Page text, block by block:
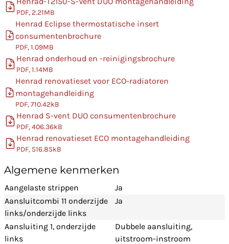
PDF, 2.21MB
Henrad Eclipse thermostatische insert
consumentenbrochure
PDF, 1.09MB
Henrad onderhoud en -reinigingsbrochure
PDF, 1.14MB
Henrad renovatieset voor ECO-radiatoren
montagehandleiding
PDF, 710.42kB
Henrad S-vent DUO consumentenbrochure
PDF, 406.36kB
Henrad renovatieset ECO montagehandleiding
PDF, 516.85kB
Algemene kenmerken
Aangelaste strippen
Ja
Aansluitcombi 11 onderzijde
links/onderzijde links
Ja
Aansluiting 1, onderzijde
links
Dubbele aansluiting,
uitstroom-instroom